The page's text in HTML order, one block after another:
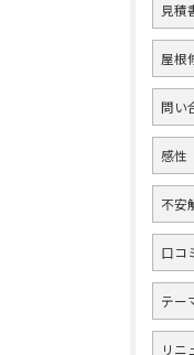
見積
屋根
問い
感性
不安
口コ
テー
リニ